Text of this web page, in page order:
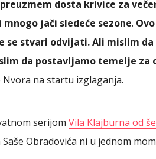
dosta krivice za
jači sledeće sezone.
se stvari odvijati. Ali mislim
da postavljamo temelje za
Nvora na startu izglaganja.
serijom Vila Klajburna od
Obradovića ni u jednom